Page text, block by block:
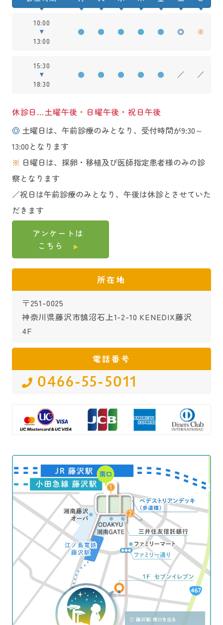
10:00
13:00
● ● ● ● ● ◎ ※
15:30
18:30
● ● ● ● ● ／ ／
休診日…土曜午後・日曜午後・祝日午後
◎ 土曜日は、午前診療のみとなり、受付時間が9:30～
13:00となります
※ 日曜日は、採卵・移植及び医師指定患者様のみの診
察となります
／祝日は午前診療のみとなり、午後は休診とさせていた
だきます
アンケートは
こちら
所在地
〒251-0025
神奈川県藤沢市鵠沼石上1-2-10 KENEDIX藤沢
4F
電話番号
0466-55-5011